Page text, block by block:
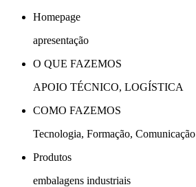
Homepage
apresentação
O QUE FAZEMOS
APOIO TÉCNICO, LOGÍSTICA
COMO FAZEMOS
Tecnologia, Formação, Comunicação
Produtos
embalagens industriais